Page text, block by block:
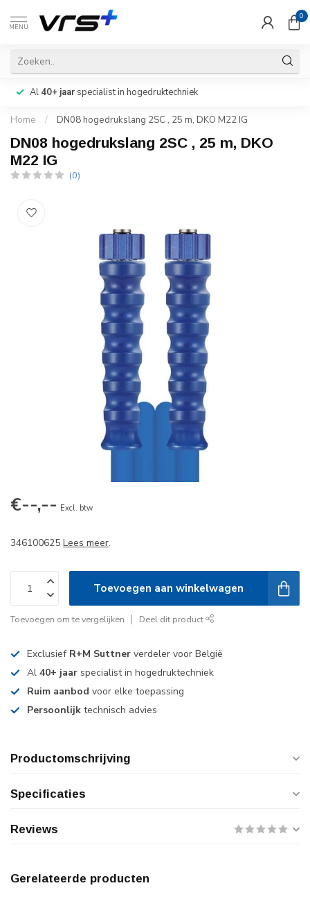
MENU
0
Al 40+ jaarspecialist in hogedruktechniek
Home / DN08 hogedrukslang 2SC , 25 m, DKO M22 IG
DN08 hogedrukslang 2SC , 25 m, DKO
M22 IG
(0)
€--,-- Excl. btw
346100625 Lees meer.
Toevoegen aan winkelwagen
Toevoegen om te vergelijken Deel dit product
Exclusief R+M Suttner verdeler voor België
Al 40+ jaar specialist in hogedruktechniek
Ruim aanbod voor elke toepassing
Persoonlijk technisch advies
Productomschrijving
Specificaties
Reviews
Gerelateerde producten